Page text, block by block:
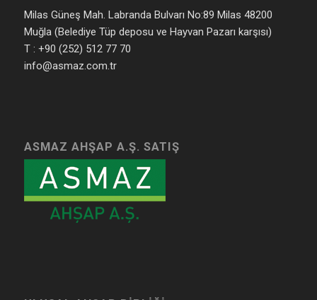
Milas Güneş Mah. Labranda Bulvarı No:89 Milas 48200
Muğla (Belediye Tüp deposu ve Hayvan Pazarı karşısı)
T : +90 (252) 512 77 70
info@asmaz.com.tr
ASMAZ AHŞAP A.Ş. SATIŞ